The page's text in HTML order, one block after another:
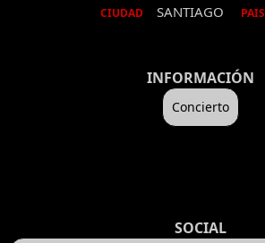
CIUDAD SANTIAGO PAIS
INFORMACIÓN
Concierto
SOCIAL